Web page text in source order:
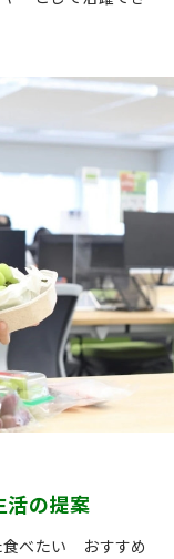
活の提案
食べたい おすすめ